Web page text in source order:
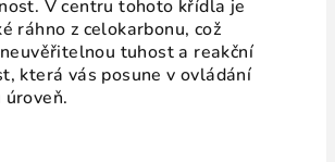
V centru tohoto křídla je
ráhno z celokarbonu, což
tuhost a reakční
která vás posune v ovládání
úroveň.